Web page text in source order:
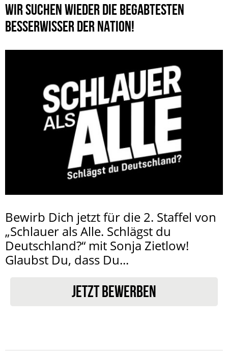
WIR SUCHEN WIEDER DIE BEGABTESTEN
BESSERWISSER DER NATION!
Bewirb Dich jetzt für die 2. Staffel von
„Schlauer als Alle. Schlägst du
Deutschland?“ mit Sonja Zietlow!
Glaubst Du, dass Du...
JETZT BEWERBEN